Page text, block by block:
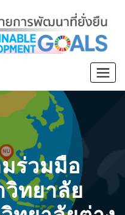
ร่วมมือ
วิทยาลัย